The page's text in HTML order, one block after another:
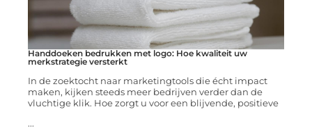
Handdoeken bedrukken met logo: Hoe kwaliteit uw
merkstrategie versterkt
In de zoektocht naar marketingtools die écht impact
maken, kijken steeds meer bedrijven verder dan de
vluchtige klik. Hoe zorgt u voor een blijvende, positieve
...